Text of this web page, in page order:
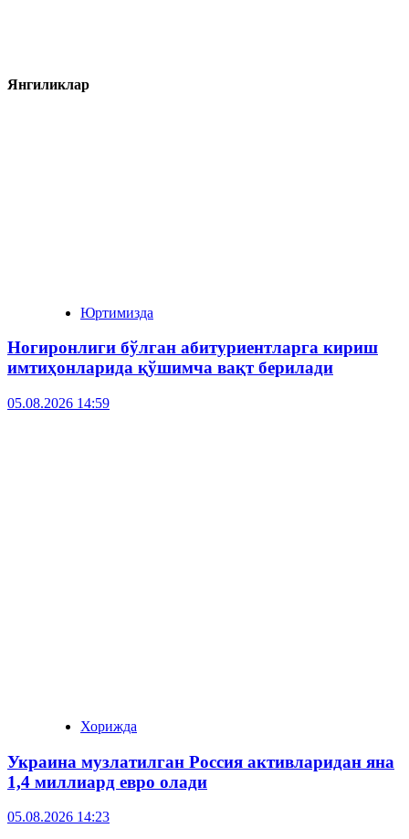
Янгиликлар
Юртимизда
Ногиронлиги бўлган абитуриентларга кириш
имтиҳонларида қўшимча вақт берилади
05.08.2026 14:59
Хорижда
Украина музлатилган Россия активларидан яна
1,4 миллиард евро олади
05.08.2026 14:23